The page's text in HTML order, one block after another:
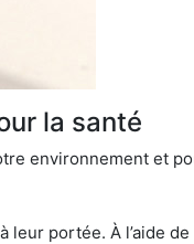
la santé
environnement et
leur portée. À l’aide